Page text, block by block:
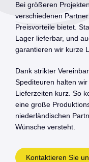
Bei größeren
verschiedenen
Preisvorteile bietet.
Lager lieferbar, und
garantieren wir kurze
Dank strikter
Spediteuren halten
Lieferzeiten kurz. So
eine große
niederländischen
Wünsche versteht.
Kontaktieren Sie